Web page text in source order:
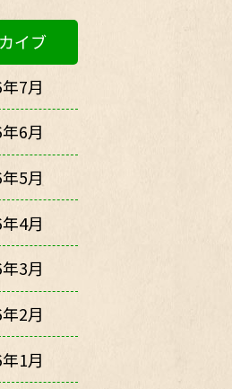
イブ
7月
6月
5月
4月
3月
2月
1月